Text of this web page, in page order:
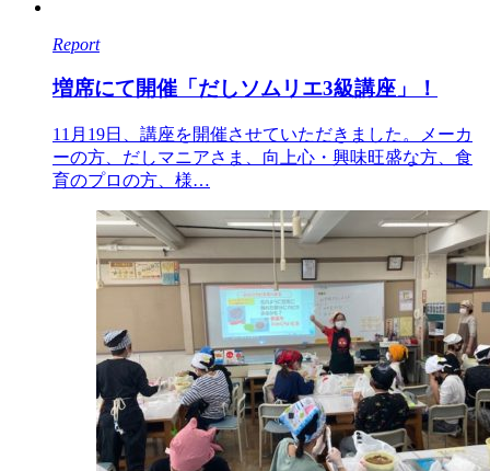
Report
増席にて開催「だしソムリエ3級講座」！
11月19日、講座を開催させていただきました。メーカ
ーの方、だしマニアさま、向上心・興味旺盛な方、食
育のプロの方、様…